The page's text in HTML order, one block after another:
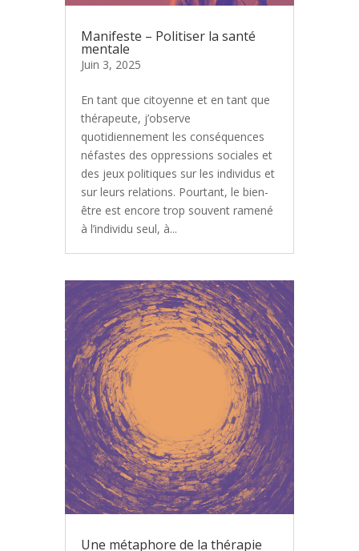
Manifeste – Politiser la santé
mentale
Juin 3, 2025
En tant que citoyenne et en tant que
thérapeute, j’observe
quotidiennement les conséquences
néfastes des oppressions sociales et
des jeux politiques sur les individus et
sur leurs relations. Pourtant, le bien-
être est encore trop souvent ramené
à l’individu seul, à...
Une métaphore de la thérapie